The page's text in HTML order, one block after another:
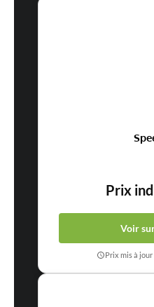
Prix
Voir
Prix mis à